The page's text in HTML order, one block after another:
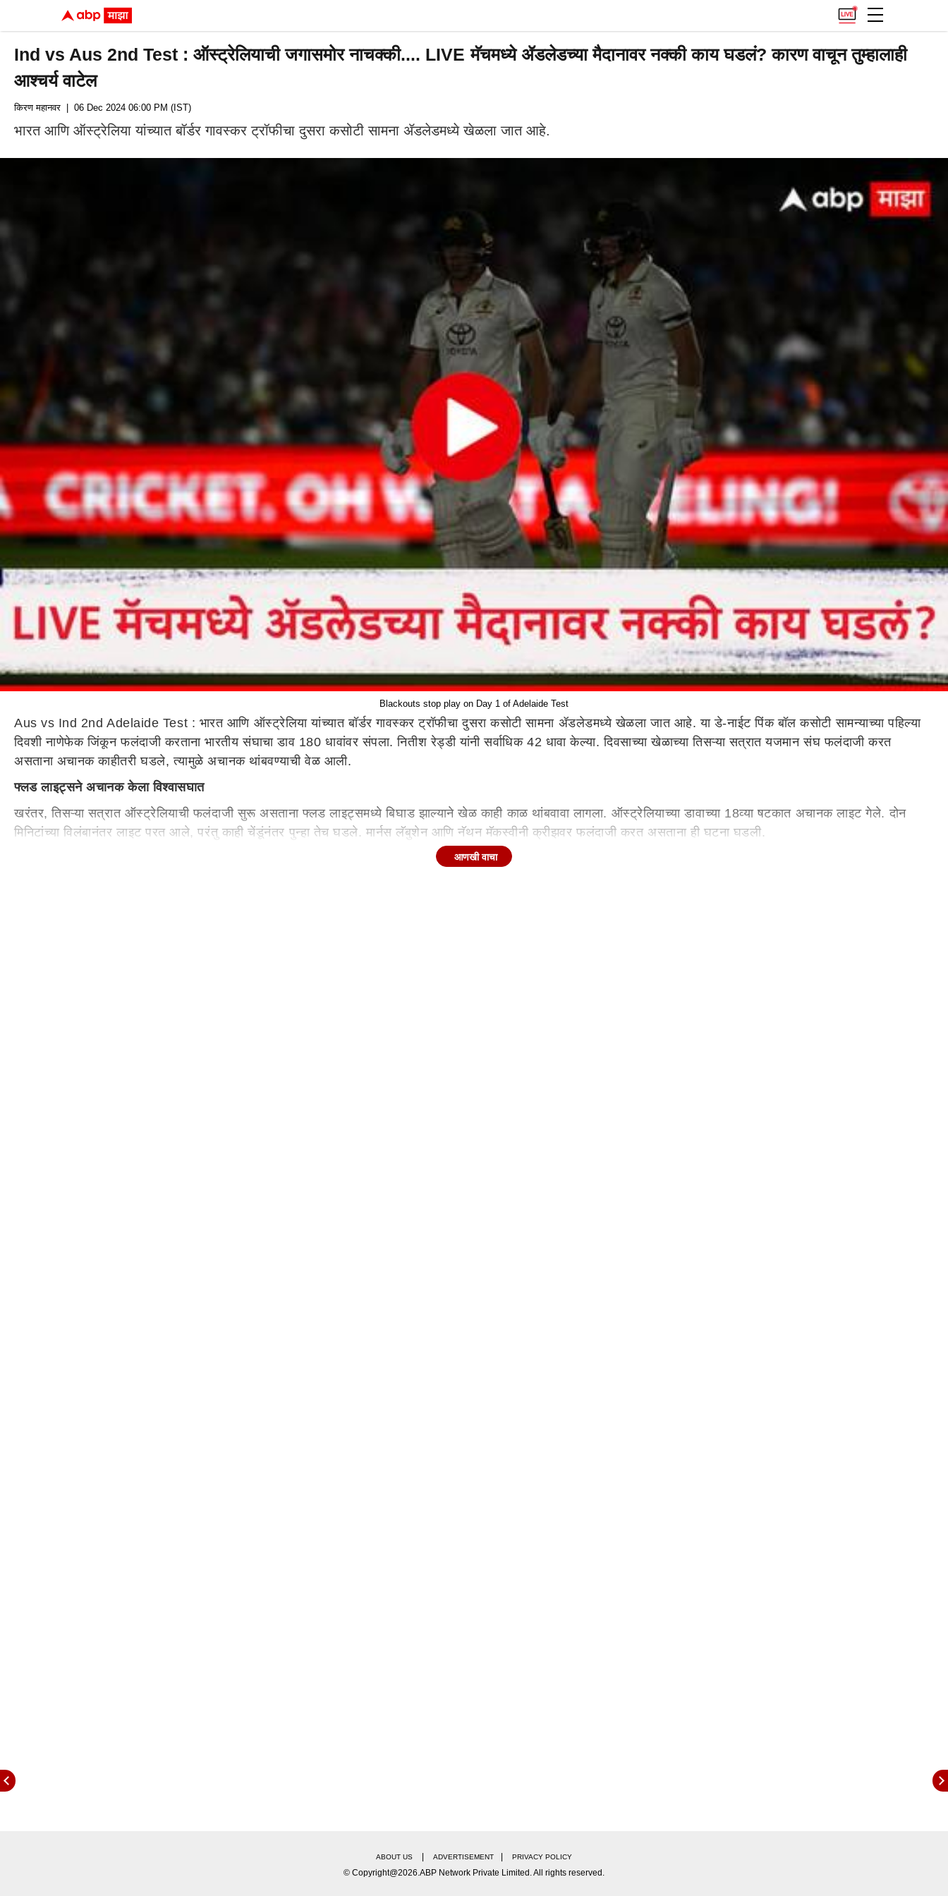
Ind vs Aus 2nd Test : ऑस्ट्रेलियाची जगासमोर नाचक्की.... LIVE मॅचमध्ये ॲडलेडच्या मैदानावर नक्की काय घडलं? कारण वाचून तुम्हालाही
आश्चर्य वाटेल
किरण महानवर | 06 Dec 2024 06:00 PM (IST)
भारत आणि ऑस्ट्रेलिया यांच्यात बॉर्डर गावस्कर ट्रॉफीचा दुसरा कसोटी सामना ॲडलेडमध्ये खेळला जात आहे.
Blackouts stop play on Day 1 of Adelaide Test
Aus vs Ind 2nd Adelaide Test : भारत आणि ऑस्ट्रेलिया यांच्यात बॉर्डर गावस्कर ट्रॉफीचा दुसरा कसोटी सामना ॲडलेडमध्ये खेळला जात आहे. या डे-नाईट पिंक बॉल कसोटी सामन्याच्या पहिल्या
दिवशी नाणेफेक जिंकून फलंदाजी करताना भारतीय संघाचा डाव 180 धावांवर संपला. नितीश रेड्डी यांनी सर्वाधिक 42 धावा केल्या. दिवसाच्या खेळाच्या तिसऱ्या सत्रात यजमान संघ फलंदाजी करत
असताना अचानक काहीतरी घडले, त्यामुळे अचानक थांबवण्याची वेळ आली.
फ्लड लाइट्सने अचानक केला विश्वासघात
खरंतर, तिसऱ्या सत्रात ऑस्ट्रेलियाची फलंदाजी सुरू असताना फ्लड लाइट्समध्ये बिघाड झाल्याने खेळ काही काळ थांबवावा लागला. ऑस्ट्रेलियाच्या डावाच्या 18व्या षटकात अचानक लाइट गेले. दोन
मिनिटांच्या विलंबानंतर लाइट परत आले, परंतु काही चेंडूंनंतर पुन्हा तेच घडले. मार्नस लॅबुशेन आणि नॅथन मॅकस्वीनी क्रीझवर फलंदाजी करत असताना ही घटना घडली.
आणखी वाचा
ABOUT US ADVERTISEMENT PRIVACY POLICY
© Copyright@2026.ABP Network Private Limited. All rights reserved.